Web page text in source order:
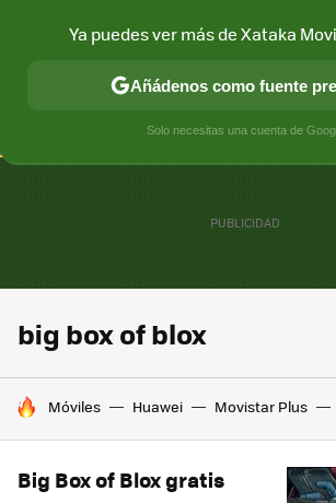
CONECTIVIDAD MÓVIL Y SOCIEDAD
big box of blox
HOY SE HABLA DE
Móviles Huawei Movistar Plus
Big Box of Blox gratis
Ya puedes ver más de Xataka
Añádenos como fuente
Solo necesitas una cuenta de